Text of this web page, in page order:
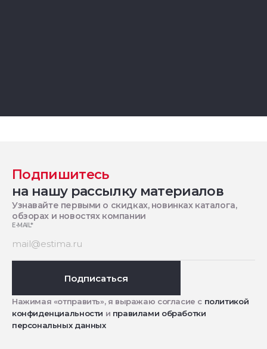
Подпишитесь
на нашу рассылку материалов
Узнавайте первыми о скидках, новинках каталога,
обзорах и новостях компании
E-MAIL*
Подписаться
Нажимая «отправить», я выражаю согласие с политикой
конфиденциальности и правилами обработки
персональных данных